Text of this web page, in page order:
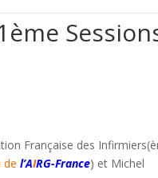
Française des
del’AIRG-France) et Michel